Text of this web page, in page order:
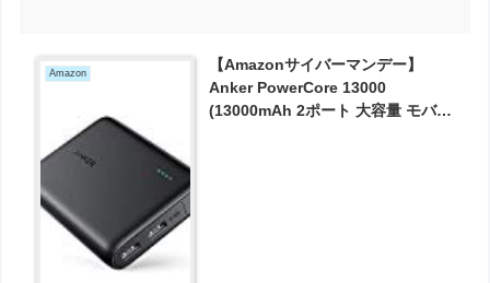
Amazon
【Amazonサイバーマンデー】
Anker PowerCore 13000
(13000mAh 2ポート 大容量 モバイ